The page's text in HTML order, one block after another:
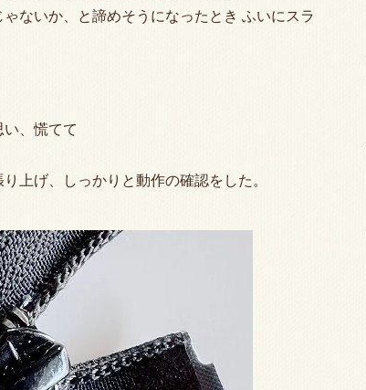
ないか、と諦めそうになったとき ふいにスラ
、慌てて
上げ、しっかりと動作の確認をした。